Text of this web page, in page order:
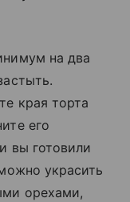
на два
края торта
его
вы готовили
украсить
орехами,